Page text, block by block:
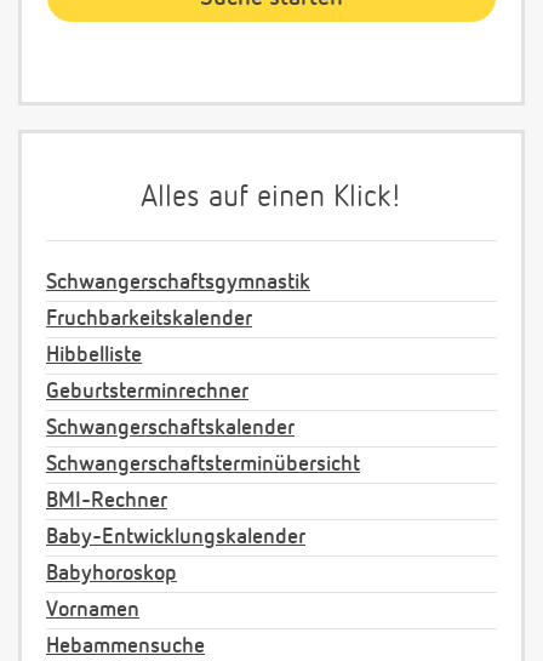
Alles auf einen Klick!
Schwangerschaftsgymnastik
Fruchbarkeitskalender
Hibbelliste
Geburtsterminrechner
Schwangerschaftskalender
Schwangerschaftsterminübersicht
BMI-Rechner
Baby-Entwicklungskalender
Babyhoroskop
Vornamen
Hebammensuche